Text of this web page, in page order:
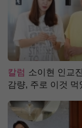
칼럼 소이현 인교
감량, 주로 이것 먹